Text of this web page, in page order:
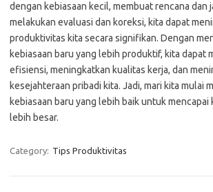
dengan kebiasaan kecil, membuat rencana dan
melakukan evaluasi dan koreksi, kita dapat
produktivitas kita secara signifikan. Dengan
kebiasaan baru yang lebih produktif, kita dapat
efisiensi, meningkatkan kualitas kerja, dan
kesejahteraan pribadi kita. Jadi, mari kita mulai
kebiasaan baru yang lebih baik untuk mencapai
lebih besar.
Category: Tips Produktivitas